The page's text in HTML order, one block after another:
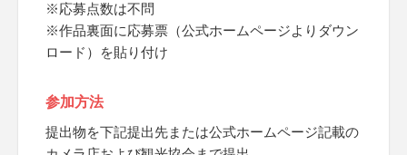
※応募点数は不問
※作品裏面に応募票（公式ホームページよりダウン
ロード）を貼り付け
参加方法
提出物を下記提出先または公式ホームページ記載の